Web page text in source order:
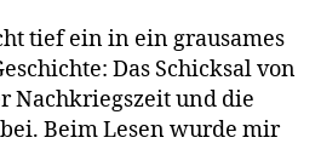
tief ein in ein grausames
Das Schicksal von
Nachkriegszeit und die
Beim Lesen wurde mir